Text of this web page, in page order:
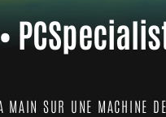
MAIN SUR UNE MACHINE